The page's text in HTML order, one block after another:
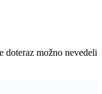
doteraz možno nevedeli